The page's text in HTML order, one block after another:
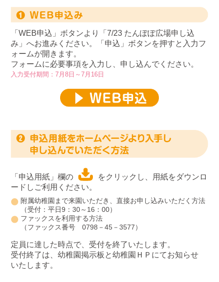
「WEB申込」ボタンより「7/23 たんぽぽ広場申し込
み」へお進みください。「申込」ボタンを押すと入力フ
ォームが開きます。
フォームに必要事項を入力し、申し込んでください。
入力受付期間：7月8日～7月16日
「申込用紙」欄の
をクリックし、用紙をダウンロ
ードしご利用ください。
附属幼稚園まで来園いただき、直接お申し込みいただく方法
（受付：平日9：30～16：00）
ファックスを利用する方法
（ファックス番号 0798－45－3577）
定員に達した時点で、受付を終了いたします。
受付終了は、幼稚園掲示板と幼稚園ＨＰにてお知らせ
いたします。